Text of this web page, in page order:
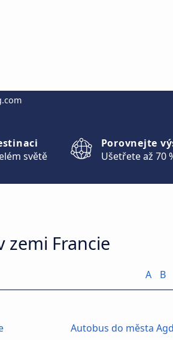
světě
Porovnejte
Ušetřete až 70
zemi Francie
A B
Autobus do města